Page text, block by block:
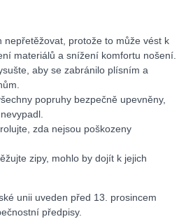
nepřetěžovat, protože to může vést k
materiálů a snížení komfortu nošení.
aby se zabránilo plísním a
popruhy bezpečně upevněny,
zda nejsou poškozeny
zipy, mohlo by dojít k jejich
unii uveden před 13. prosincem
předpisy.